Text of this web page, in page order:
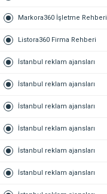
Markora360 İşletme Rehberi
Listora360 Firma Rehberi
İstanbul reklam ajansları
İstanbul reklam ajansları
İstanbul reklam ajansları
İstanbul reklam ajansları
İstanbul reklam ajansları
İstanbul reklam ajansları